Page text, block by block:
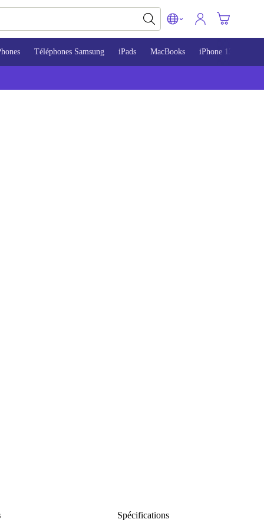
Téléphones Samsung iPads MacBooks iPhone 13
Spécifications